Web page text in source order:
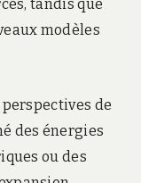
tandis que
modèles
de
des énergies
ou des